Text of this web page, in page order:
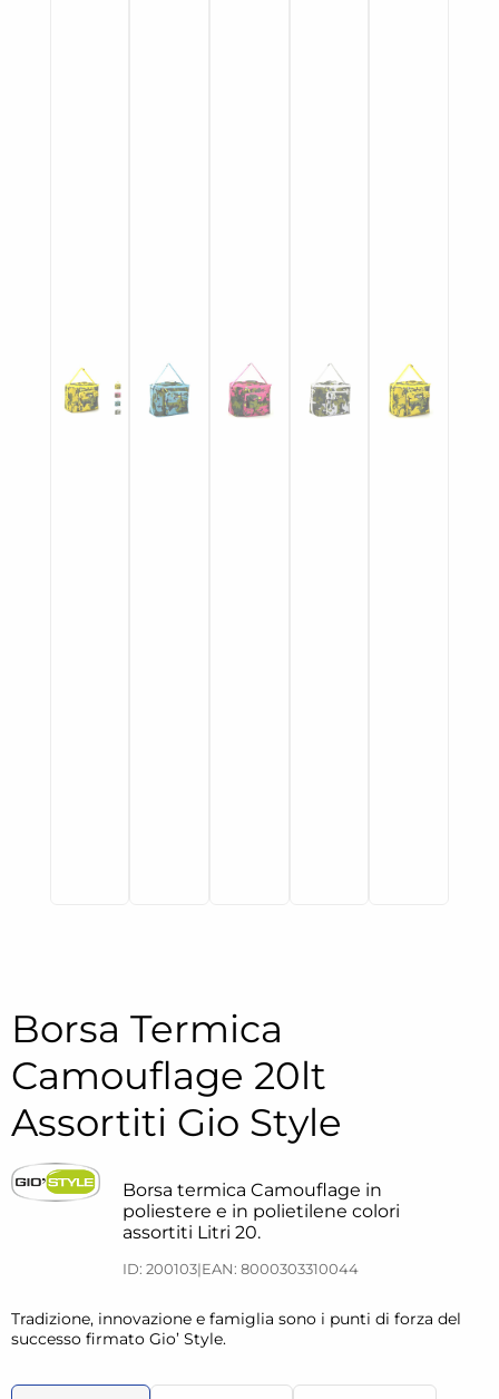
Borsa Termica
Camouflage 20lt
Assortiti Gio Style
Borsa termica Camouflage in
poliestere e in polietilene colori
assortiti Litri 20.
ID: 200103|EAN: 8000303310044
Tradizione, innovazione e famiglia sono i punti di forza del
successo firmato Gio’ Style.